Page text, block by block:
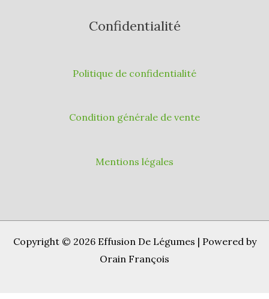
Confidentialité
Politique de confidentialité
Condition générale de vente
Mentions légales
Copyright © 2026 Effusion De Légumes | Powered by
Orain François